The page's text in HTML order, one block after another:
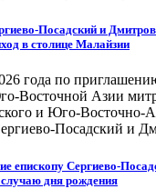
Посадский и
в столице Малайзии
года по
Восточной Азии
и Юго-Восточно-
Посадский и
епископу Сергиево-
дня рождения